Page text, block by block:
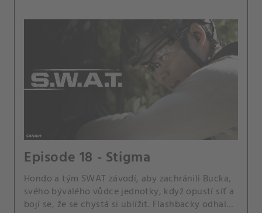
Episode 18 - Stigma
Hondo a tým SWAT závodí, aby zachránili Bucka,
svého bývalého vůdce jednotky, když opustí síť a
bojí se, že se chystá si ublížit. Flashbacky odhalují